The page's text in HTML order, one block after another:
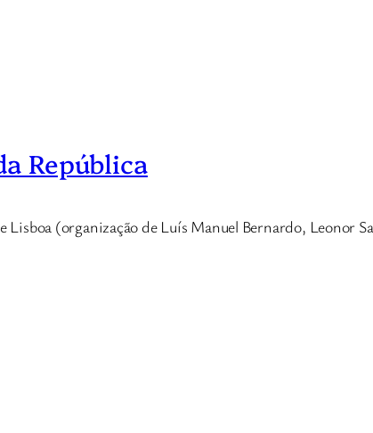
República
(organização de Luís Manuel Bernardo, Leonor